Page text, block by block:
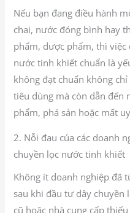
Nếu bạn đang điều hành
chai, nước đóng bình hay
phẩm, dược phẩm, thì
nước tinh khiết chuẩn là
không đạt chuẩn không
tiêu dùng mà còn dẫn đến
phẩm, phá sản hoặc mất
2. Nỗi đau của các doanh
chuyền lọc nước tinh khiết
Không ít doanh nghiệp đã
sau khi đầu tư dây chuyền
cũ hoặc nhà cung cấp